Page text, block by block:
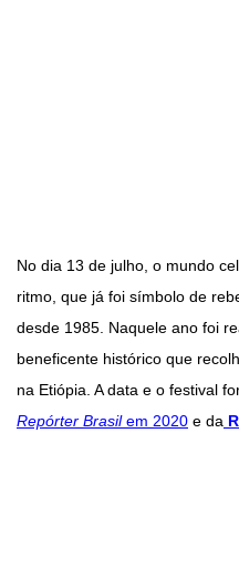
No dia 13 de julho, o mundo
ritmo, que já foi símbolo de
desde 1985. Naquele ano foi
beneficente histórico que
na Etiópia. A data e o festival
Repórter Brasilem 2020 e da